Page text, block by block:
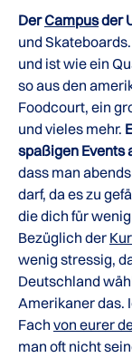
DerCampusder
und
und ist wie ein
so aus den
Foodcourt, ein
und vieles mehr.
spaßigen Events
dass man
darf, da es zu
die dich für
Bezüglich der
wenig stressig,
Deutschland
Amerikaner das.
Fach von eurer
man oft nicht